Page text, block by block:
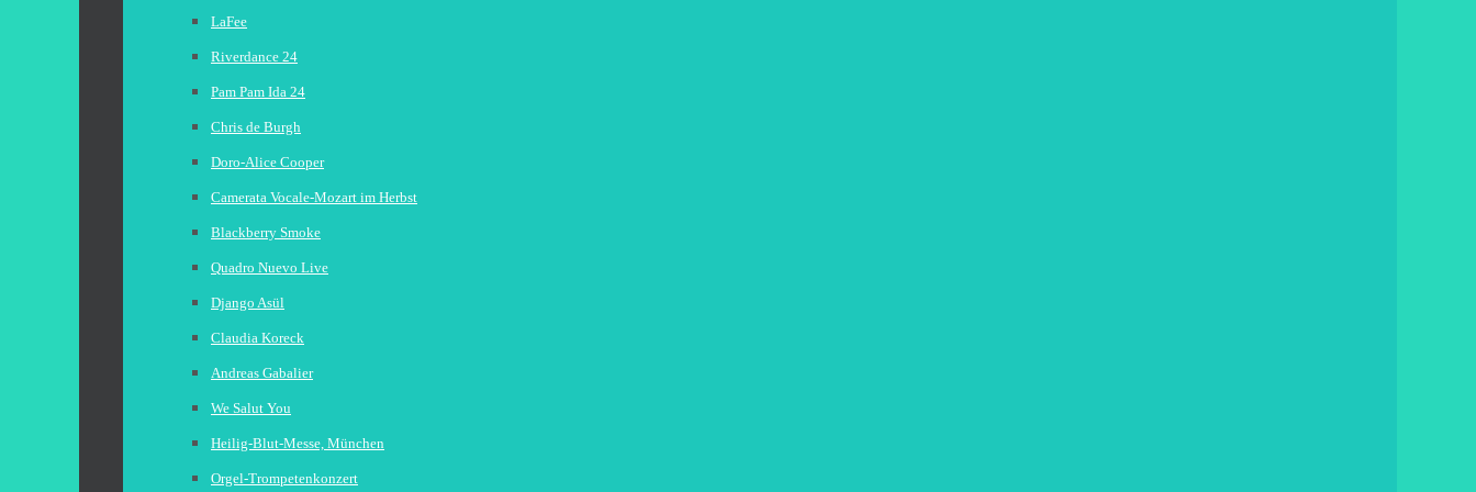
LaFee
Riverdance 24
Pam Pam Ida 24
Chris de Burgh
Doro-Alice Cooper
Camerata Vocale-Mozart im Herbst
Blackberry Smoke
Quadro Nuevo Live
Django Asül
Claudia Koreck
Andreas Gabalier
We Salut You
Heilig-Blut-Messe, München
Orgel-Trompetenkonzert